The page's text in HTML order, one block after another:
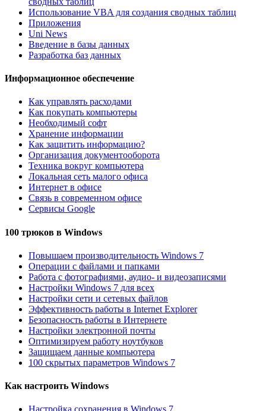
Использование VBA для создания сводных таблиц
Приложения
Uni News
Введение в базы данных
Разработка баз данных
Информационное обеспечение
Как управлять расходами
Как покупать компьютеры
Необходимый софт
Хранение информации
Как защитить информацию?
Организация документооборота
Техника вокруг компьютера
Локальная сеть малого офиса
Интернет в офисе
Связь в современном офисе
Сервисы Google
100 трюков в Windows
Повышаем производительность Windows 7
Операции с файлами и папками
Работа с фотографиями, аудио- и видеозаписями
Настройки Windows 7 для всех
Настройки сети и сетевых файлов
Эффективность работы в Internet Explorer
Безопасность работы в Интернете
Настройки электронной почты
Оптимизируем работу ноутбуков
Защищаем данные компьютера
100 скрытых параметров Windows 7
Как настроить Windows